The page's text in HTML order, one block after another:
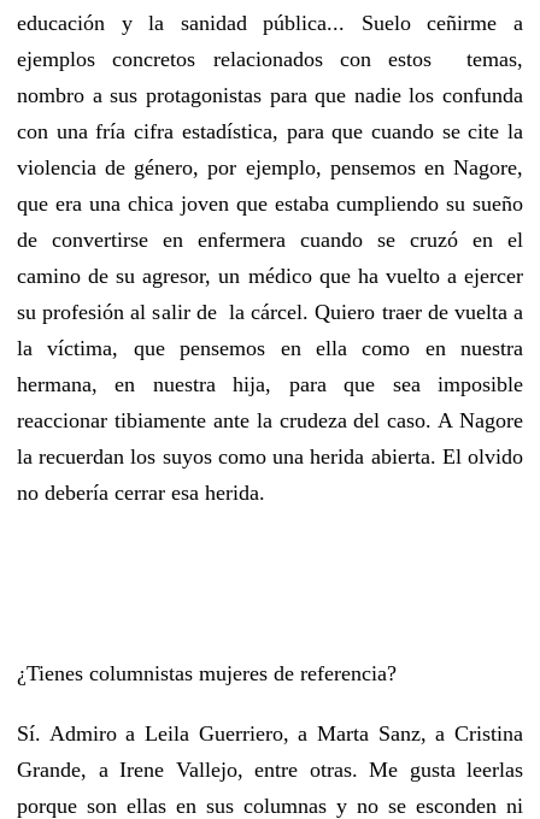
educación y la sanidad pública... Suelo ceñirme a
ejemplos concretos relacionados con estos temas,
nombro a sus protagonistas para que nadie los confunda
con una fría cifra estadística, para que cuando se cite la
violencia de género, por ejemplo, pensemos en Nagore,
que era una chica joven que estaba cumpliendo su sueño
de convertirse en enfermera cuando se cruzó en el
camino de su agresor, un médico que ha vuelto a ejercer
su profesión al salir de la cárcel. Quiero traer de vuelta a
la víctima, que pensemos en ella como en nuestra
hermana, en nuestra hija, para que sea imposible
reaccionar tibiamente ante la crudeza del caso. A Nagore
la recuerdan los suyos como una herida abierta. El olvido
no debería cerrar esa herida.
¿Tienes columnistas mujeres de referencia?
Sí. Admiro a Leila Guerriero, a Marta Sanz, a Cristina
Grande, a Irene Vallejo, entre otras. Me gusta leerlas
porque son ellas en sus columnas y no se esconden ni